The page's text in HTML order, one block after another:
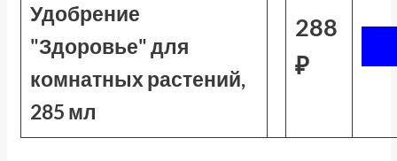
Удобрение
"Здоровье" для
комнатных растений,
285 мл
288
₽